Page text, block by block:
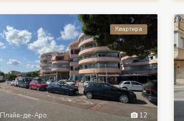
12
Плайя-де-Аро
Квартира